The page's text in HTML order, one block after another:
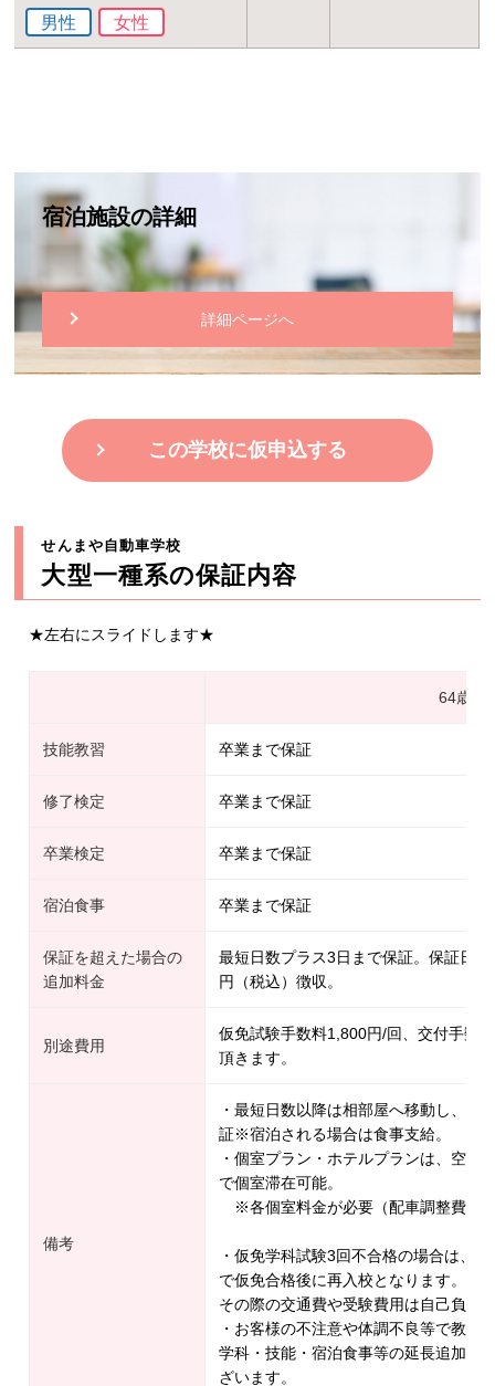
男性
女性
宿泊施設の詳細
詳細ページへ
この学校に仮申込する
せんまや自動車学校
大型一種系の保証内容
★左右にスライドします★
64歳以
技能教習 卒業まで保証
修了検定 卒業まで保証
卒業検定 卒業まで保証
宿泊食事 卒業まで保証
保証を超えた場合の
追加料金
最短日数プラス3日まで保証。保証日
円（税込）徴収。
別途費用
仮免試験手数料1,800円/回、交付手数
頂きます。
備考
・最短日数以降は相部屋へ移動し、移
証※宿泊される場合は食事支給。
・個室プラン・ホテルプランは、空き
で個室滞在可能。
※各個室料金が必要（配車調整費用
・仮免学科試験3回不合格の場合は、
で仮免合格後に再入校となります。
その際の交通費や受験費用は自己負担
・お客様の不注意や体調不良等で教習
学科・技能・宿泊食事等の延長追加料
ざいます。